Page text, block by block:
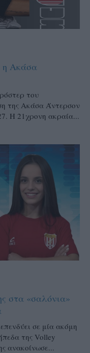
Ακάσα
του
της Ακάσα Άντερσον
Η 21χρονη ακραία...
στα «σαλόνια»
σε μία ακόμη
της Volley
ανακοίνωσε...